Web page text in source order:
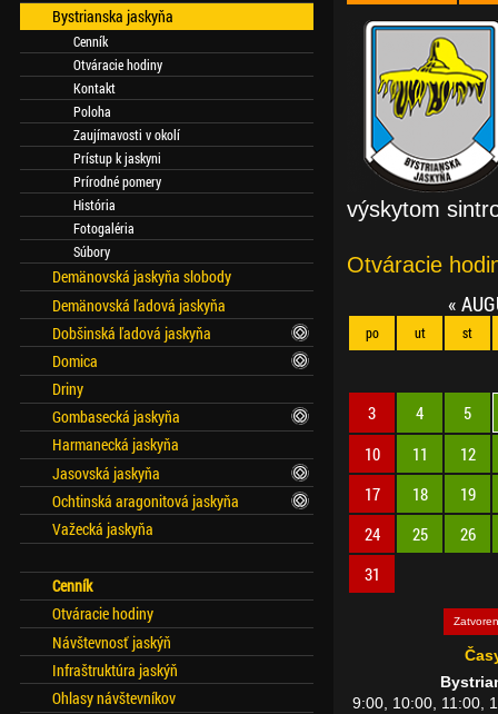
výskytom
Otváracie
«
po ut st
3 4
5
10
11
12
17
18
19
24
25
26
31
9:00, 10:00, 11:00,
Bystrianska jaskyňa
Cenník
Otváracie hodiny
Kontakt
Poloha
Zaujímavosti v okolí
Prístup k jaskyni
Prírodné pomery
História
Fotogaléria
Súbory
Demänovská jaskyňa slobody
Demänovská ľadová jaskyňa
Dobšinská ľadová jaskyňa
Domica
Driny
Gombasecká jaskyňa
Harmanecká jaskyňa
Jasovská jaskyňa
Ochtinská aragonitová jaskyňa
Važecká jaskyňa
Cenník
Otváracie hodiny
Návštevnosť jaskýň
Infraštruktúra jaskýň
Ohlasy návštevníkov